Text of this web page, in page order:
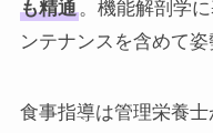
も精通。機能解剖学
ンテナンスを含めて姿
食事指導は管理栄養